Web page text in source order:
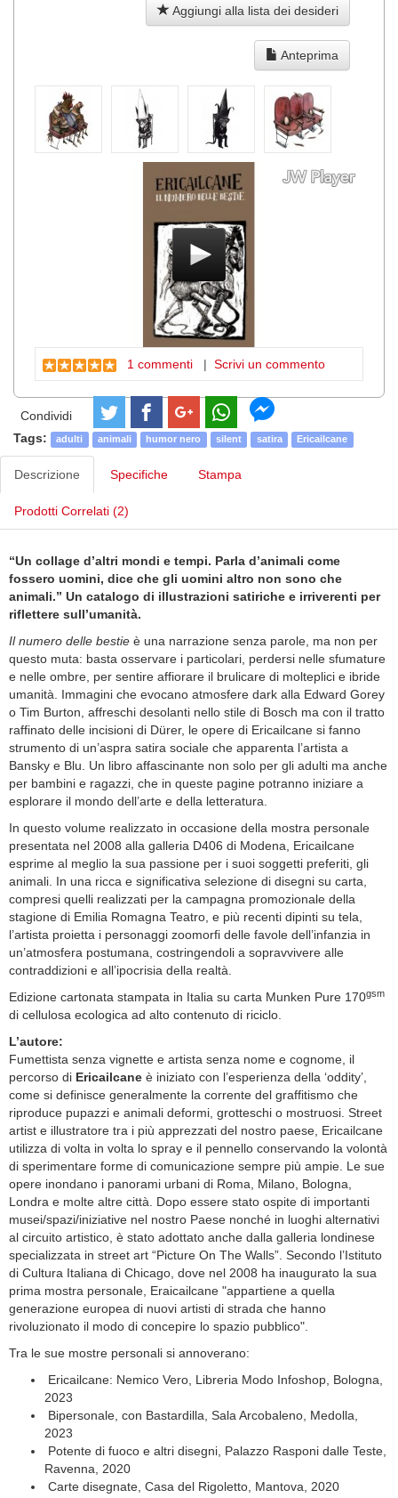
Aggiungi alla lista dei desideri
Anteprima
1 commenti | Scrivi un commento
Condividi
Tags:
adulti animali humor nero silent satira Ericailcane
Descrizione Specifiche Stampa
Prodotti Correlati (2)
“Un collage d’altri mondi e tempi. Parla d’animali come
fossero uomini, dice che gli uomini altro non sono che
animali.” Un catalogo di illustrazioni satiriche e irriverenti per
riflettere sull’umanità.
Il numero delle bestie è una narrazione senza parole, ma non per
questo muta: basta osservare i particolari, perdersi nelle sfumature
e nelle ombre, per sentire affiorare il brulicare di molteplici e ibride
umanità. Immagini che evocano atmosfere dark alla Edward Gorey
o Tim Burton, affreschi desolanti nello stile di Bosch ma con il tratto
raffinato delle incisioni di Dürer, le opere di Ericailcane si fanno
strumento di un’aspra satira sociale che apparenta l’artista a
Bansky e Blu. Un libro affascinante non solo per gli adulti ma anche
per bambini e ragazzi, che in queste pagine potranno iniziare a
esplorare il mondo dell’arte e della letteratura.
In questo volume realizzato in occasione della mostra personale
presentata nel 2008 alla galleria D406 di Modena, Ericailcane
esprime al meglio la sua passione per i suoi soggetti preferiti, gli
animali. In una ricca e significativa selezione di disegni su carta,
compresi quelli realizzati per la campagna promozionale della
stagione di Emilia Romagna Teatro, e più recenti dipinti su tela,
l’artista proietta i personaggi zoomorfi delle favole dell’infanzia in
un’atmosfera postumana, costringendoli a sopravvivere alle
contraddizioni e all’ipocrisia della realtà.
Edizione cartonata stampata in Italia su carta Munken Pure 170gsm
di cellulosa ecologica ad alto contenuto di riciclo.
L’autore:
Fumettista senza vignette e artista senza nome e cognome, il
percorso di Ericailcane è iniziato con l’esperienza della ‘oddity’,
come si definisce generalmente la corrente del graffitismo che
riproduce pupazzi e animali deformi, grotteschi o mostruosi. Street
artist e illustratore tra i più apprezzati del nostro paese, Ericailcane
utilizza di volta in volta lo spray e il pennello conservando la volontà
di sperimentare forme di comunicazione sempre più ampie. Le sue
opere inondano i panorami urbani di Roma, Milano, Bologna,
Londra e molte altre città. Dopo essere stato ospite di importanti
musei/spazi/iniziative nel nostro Paese nonché in luoghi alternativi
al circuito artistico, è stato adottato anche dalla galleria londinese
specializzata in street art “Picture On The Walls”. Secondo l’Istituto
di Cultura Italiana di Chicago, dove nel 2008 ha inaugurato la sua
prima mostra personale, Eraicailcane "appartiene a quella
generazione europea di nuovi artisti di strada che hanno
rivoluzionato il modo di concepire lo spazio pubblico".
Tra le sue mostre personali si annoverano:
Ericailcane: Nemico Vero, Libreria Modo Infoshop, Bologna,
2023
Bipersonale, con Bastardilla, Sala Arcobaleno, Medolla,
2023
Potente di fuoco e altri disegni, Palazzo Rasponi dalle Teste,
Ravenna, 2020
Carte disegnate, Casa del Rigoletto, Mantova, 2020